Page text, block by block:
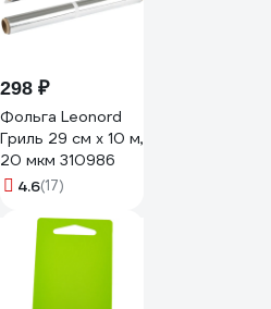
298 ₽
Фольга Leonord
Гриль 29 см х 10 м,
20 мкм 310986
4.6(17)